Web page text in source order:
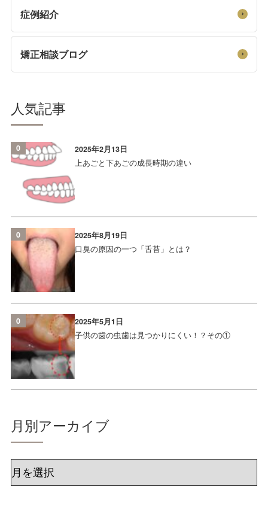
症例紹介
矯正相談ブログ
人気記事
0
2025年2月13日
上あごと下あごの成長時期の違い
0
2025年8月19日
口臭の原因の一つ「舌苔」とは？
0
2025年5月1日
子供の歯の虫歯は見つかりにくい！？その①
月別アーカイブ
ア
ー